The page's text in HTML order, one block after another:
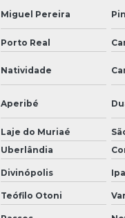
Miguel Pereira
Porto Real
Natividade
Aperibé
Laje do Muriaé
Uberlândia
Divinópolis
Teófilo Otoni